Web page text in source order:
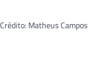
Crédito: Matheus Campos